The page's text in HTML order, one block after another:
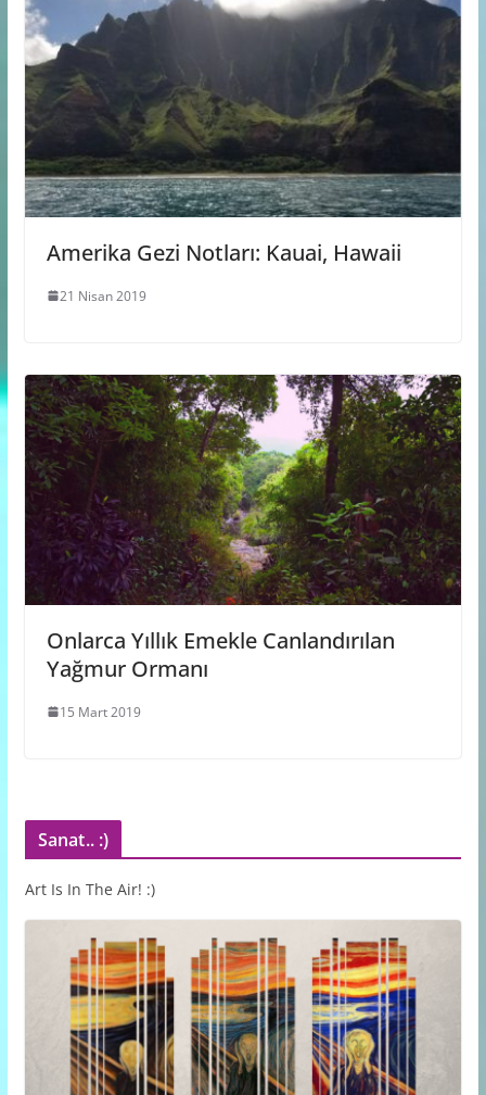
Amerika Gezi Notları: Kauai, Hawaii
21 Nisan 2019
Onlarca Yıllık Emekle Canlandırılan
Yağmur Ormanı
15 Mart 2019
Sanat.. :)
Art Is In The Air! :)